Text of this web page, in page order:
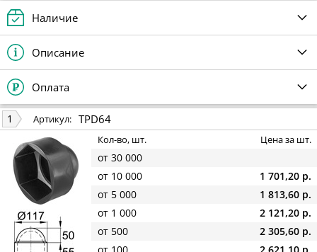
Наличие
Описание
Оплата
1 Артикул: TPD64
Кол-во, шт. Цена за шт.
от 30 000
от 10 000
1 701,20 р.
от 5 000
1 813,60 р.
от 1 000
2 121,20 р.
от 500
2 305,60 р.